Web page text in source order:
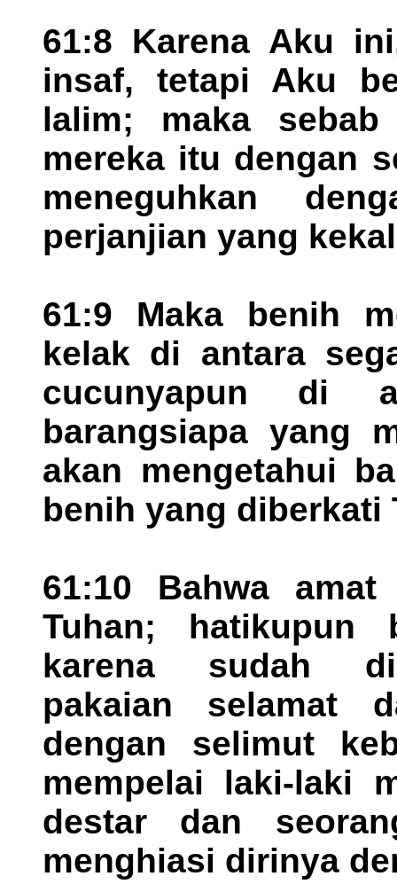
61:8 Karena Aku
insaf, tetapi Aku
lalim; maka
mereka itu dengan
meneguhkan
perjanjian yang
61:9 Maka benih
kelak di antara
cucunyapun di
barangsiapa yang
akan mengetahui
benih yang diberkati
61:10 Bahwa
Tuhan; hatikupun
karena sudah
pakaian selamat
dengan selimut
mempelai laki-laki
destar dan
menghiasi dirinya